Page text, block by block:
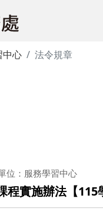
中心 法令規章
位：服務學習中心
實施辦法【115